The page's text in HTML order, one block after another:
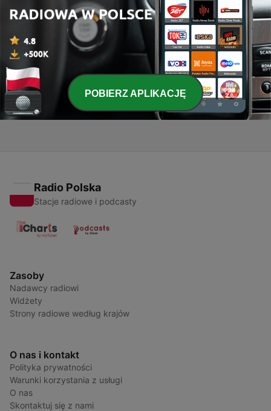
Czy do związku trzeba dorosnąć? | Odcinek 3
25 mar 2024
2 - Czego obecnie poszukujemy w związkach? |
Odcinek 2
04 mar 2024
1 - Jak się dobrze rozstać? | Odcinek 1
15 lut 2024
Radio Polska
Stacje radiowe i podcasty
Zasoby
Nadawcy radiowi
Widżety
Strony radiowe według krajów
O nas i kontakt
Polityka prywatności
Warunki korzystania z usługi
O nas
Skontaktuj się z nami
POBIERZ APLIKACJĘ